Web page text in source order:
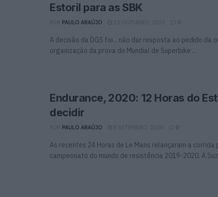
Estoril para as SBK
PAULO ARAÚJO 12 OUTUBRO, 2020 0
A decisão da DGS foi... não dar resposta ao pedido da
organização da prova do Mundial de Superbike ...
Endurance, 2020: 12 Horas do
decidir
PAULO ARAÚJO 8 SETEMBRO, 2020 0
As recentes 24 Horas de Le Mans relançaram a corrida
campeonato do mundo de resistência 2019-2020. A